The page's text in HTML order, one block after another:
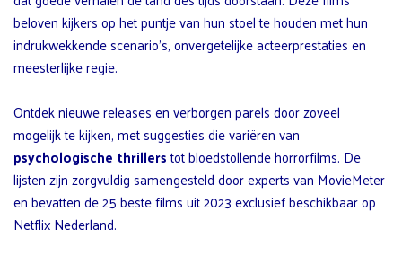
beloven kijkers op het puntje van hun stoel te houden met hun
indrukwekkende scenario’s, onvergetelijke acteerprestaties en
meesterlijke regie.
Ontdek nieuwe releases en verborgen parels door zoveel
mogelijk te kijken, met suggesties die variëren van
psychologische thrillerstot bloedstollende horrorfilms. De
lijsten zijn zorgvuldig samengesteld door experts van MovieMeter
en bevatten de 25 beste films uit 2023 exclusief beschikbaar op
Netflix Nederland.